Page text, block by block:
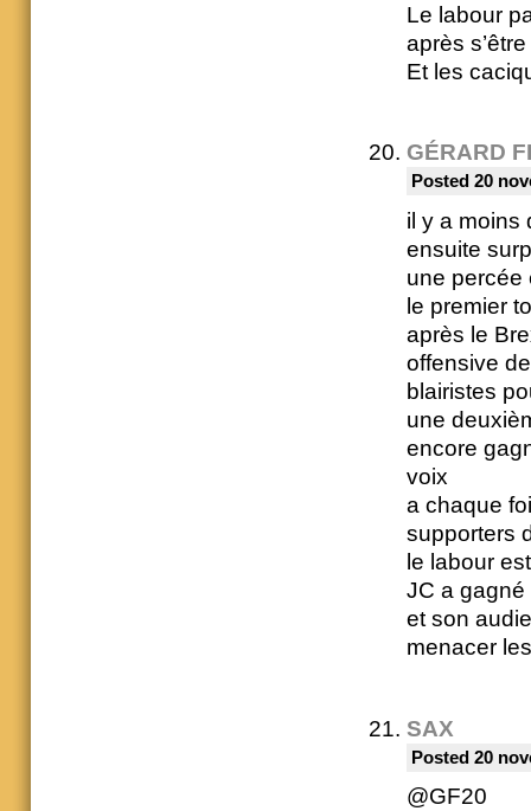
Le labour
après
Et les
GÉRARD
Posted 20
il y a moins
ensuite
une percée
le premier
après le
offensive
blairistes
une
encore
voix
a chaque
supporters
le labour
JC a gagné
et son
menacer
SAX
Posted 20
@GF20